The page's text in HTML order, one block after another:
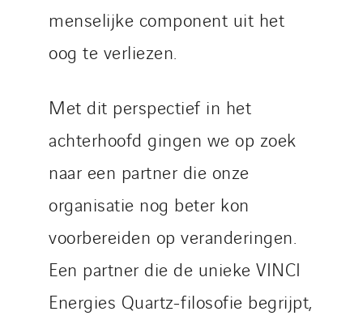
menselijke component uit het
oog te verliezen.
Met dit perspectief in het
achterhoofd gingen we op zoek
naar een partner die onze
organisatie nog beter kon
voorbereiden op veranderingen.
Een partner die de unieke VINCI
Energies Quartz-filosofie begrijpt,